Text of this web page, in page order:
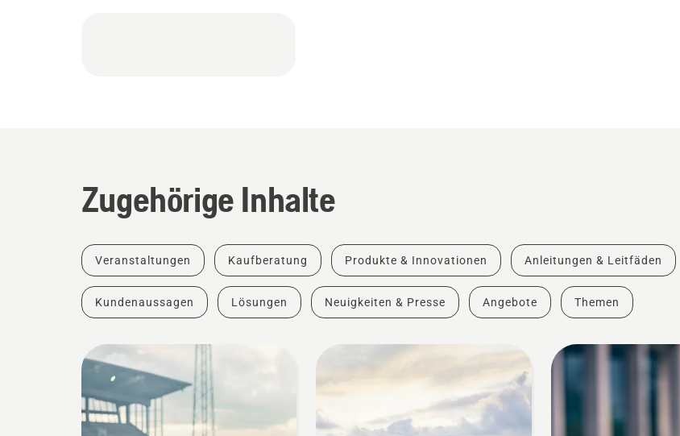
Zugehörige Inhalte
Veranstaltungen Kaufberatung Produkte & Innovationen Anleitungen & Leitfäden
Kundenaussagen Lösungen Neuigkeiten & Presse Angebote Themen